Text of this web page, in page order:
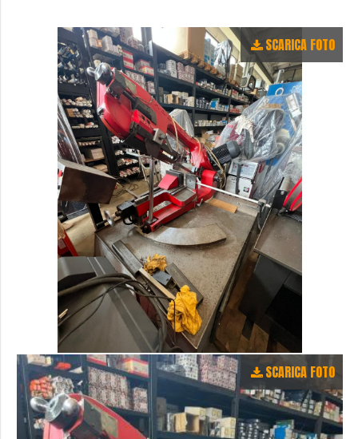
SCARICA FOTO
SCARICA FOTO